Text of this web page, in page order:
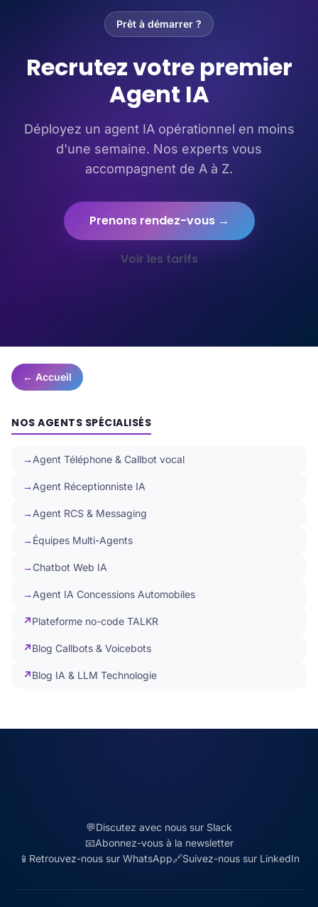
Prêt à démarrer ?
Recrutez votre premier
Agent IA
Déployez un agent IA opérationnel en moins
d'une semaine. Nos experts vous
accompagnent de A à Z.
Prenons rendez-vous →
Voir les tarifs
← Accueil
NOS AGENTS SPÉCIALISÉS
Agent Téléphone & Callbot vocal
Agent Réceptionniste IA
Agent RCS & Messaging
Équipes Multi-Agents
Chatbot Web IA
Agent IA Concessions Automobiles
Plateforme no-code TALKR
Blog Callbots & Voicebots
Blog IA & LLM Technologie
💬Discutez avec nous sur Slack
📧Abonnez-vous à la newsletter
📱 Retrouvez-nous sur WhatsApp🔗Suivez-nous sur LinkedIn